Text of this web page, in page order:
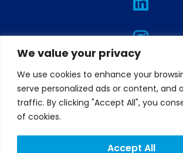
We value your privacy
We use cookies to enhance your
serve personalized ads or content, and
traffic. By clicking "Accept All", you
of cookies.
Accept All
i
n
k
d
i
n
s
t
g
r
m
w
i
t
e
r
a
c
e
o
o
o
u
t
b
e